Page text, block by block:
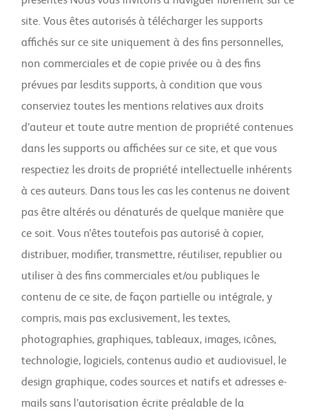
site. Vous êtes autorisés à télécharger les supports
affichés sur ce site uniquement à des fins personnelles,
non commerciales et de copie privée ou à des fins
prévues par lesdits supports, à condition que vous
conserviez toutes les mentions relatives aux droits
d’auteur et toute autre mention de propriété contenues
dans les supports ou affichées sur ce site, et que vous
respectiez les droits de propriété intellectuelle inhérents
à ces auteurs. Dans tous les cas les contenus ne doivent
pas être altérés ou dénaturés de quelque manière que
ce soit. Vous n’êtes toutefois pas autorisé à copier,
distribuer, modifier, transmettre, réutiliser, republier ou
utiliser à des fins commerciales et/ou publiques le
contenu de ce site, de façon partielle ou intégrale, y
compris, mais pas exclusivement, les textes,
photographies, graphiques, tableaux, images, icônes,
technologie, logiciels, contenus audio et audiovisuel, le
design graphique, codes sources et natifs et adresses e-
mails sans l’autorisation écrite préalable de la